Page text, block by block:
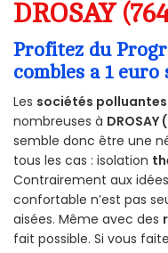
DROSAY
Profitez du
combles a 1 euro
Les sociétés polluantes
nombreuses à DROSAY
semble donc être une
tous les cas : isolation
Contrairement aux
confortable n’est pas
aisées. Même avec des
fait possible. Si vous